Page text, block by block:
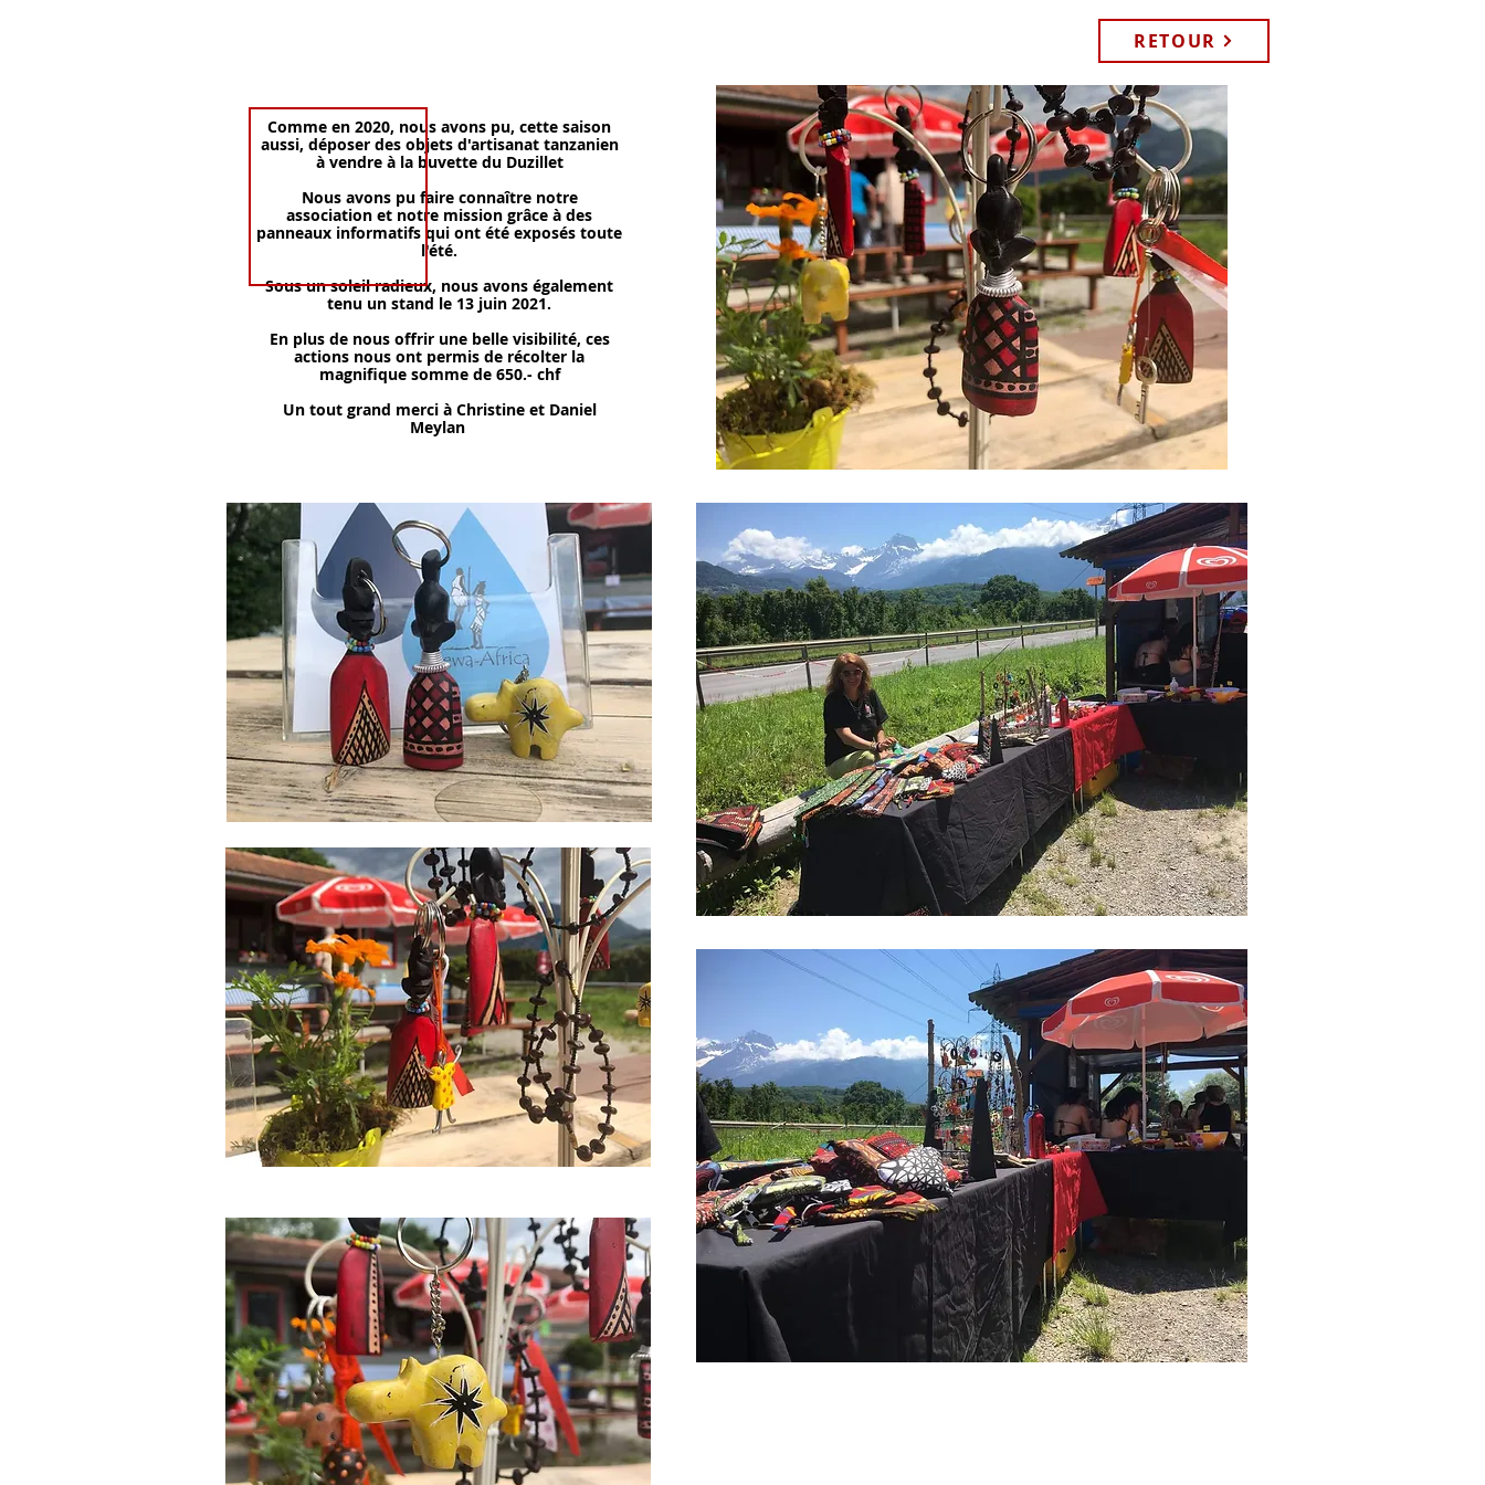
RETOUR
Comme en 2020, nous avons pu, cette saison
aussi, déposer des objets d'artisanat tanzanien
à vendre à la buvette du Duzillet
Nous avons pu faire connaître notre
association et notre mission grâce à des
panneaux informatifs qui ont été exposés toute
l'été.
Sous un soleil radieux, nous avons également
tenu un stand le 13 juin 2021.
En plus de nous offrir une belle visibilité, ces
actions nous ont permis de récolter la
magnifique somme de 650.- chf
Un tout grand merci à Christine et Daniel
Meylan